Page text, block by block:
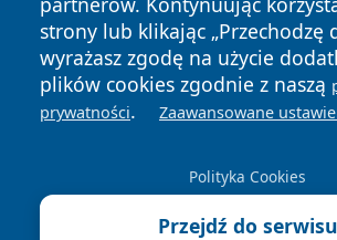
strony lub klikając „Przechodzę
wyrażasz zgodę na użycie
plików cookies zgodnie z naszą
prywatności. Zaawansowane
Polityka Cookies
Przejdź do serwisu
News Autorzy
Polityka
Prywatności